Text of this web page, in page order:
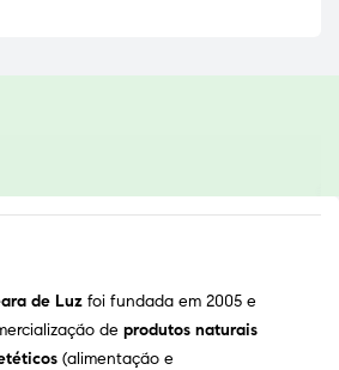
de Luz foi fundada em 2005 e
de produtos naturais
(alimentação e